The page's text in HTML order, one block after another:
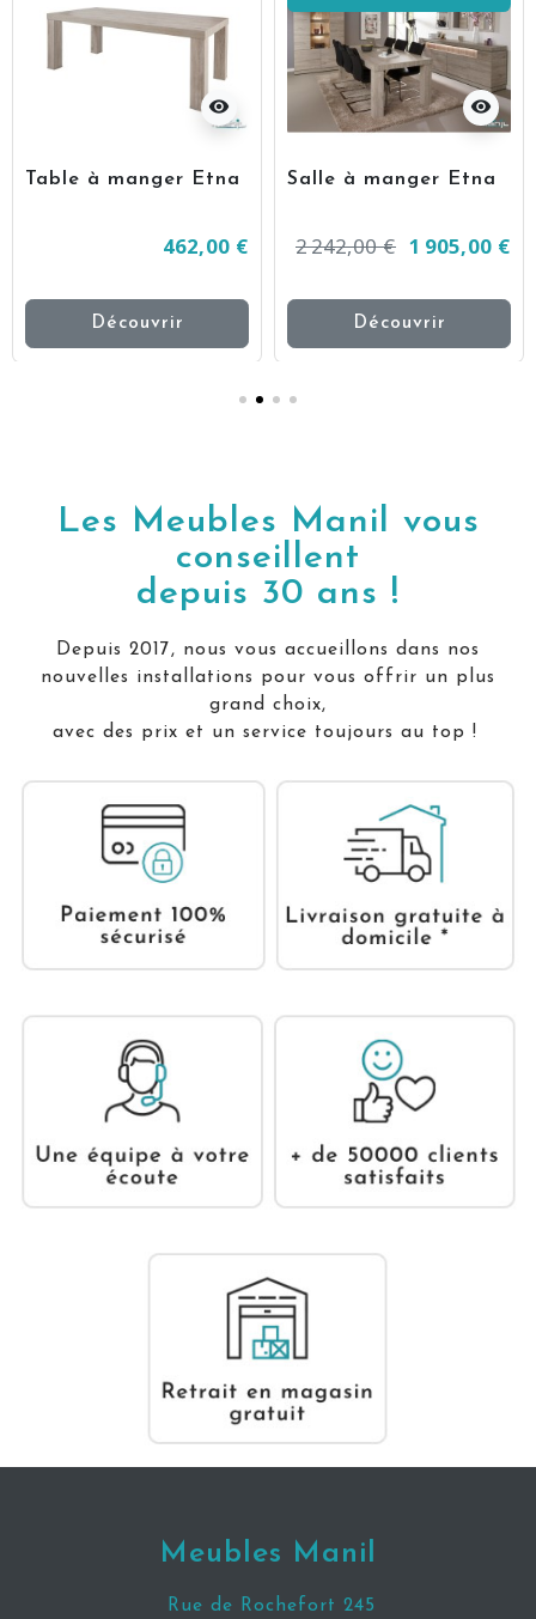
visibility
Table à manger Etna
462,00 €
Découvrir
visibility
Salle à manger Etna
2 242,00 € 1 905,00 €
Découvrir
Les Meubles Manil vous
conseillent
depuis 30 ans !
Depuis 2017, nous vous accueillons dans nos
nouvelles installations pour vous offrir un plus
grand choix,
avec des prix et un service toujours au top !
Meubles Manil
Rue de Rochefort 245